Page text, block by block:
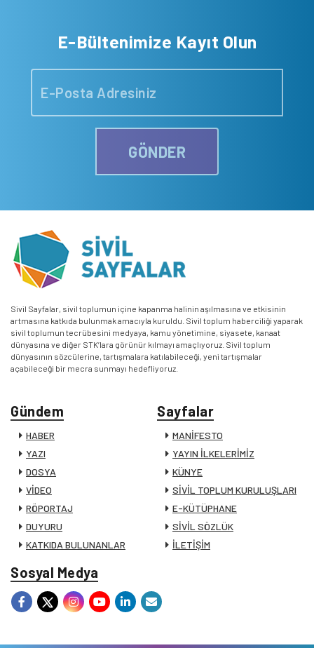
E-Bültenimize Kayıt Olun
GÖNDER
Sivil Sayfalar, sivil toplumun içine kapanma halinin aşılmasına ve etkisinin
artmasına katkıda bulunmak amacıyla kuruldu. Sivil toplum haberciliği yaparak
sivil toplumun tecrübesini medyaya, kamu yönetimine, siyasete, kanaat
dünyasına ve diğer STK’lara görünür kılmayı amaçlıyoruz. Sivil toplum
dünyasının sözcülerine, tartışmalara katılabileceği, yeni tartışmalar
açabileceği bir mecra sunmayı hedefliyoruz.
Gündem
HABER
YAZI
DOSYA
VİDEO
RÖPORTAJ
DUYURU
KATKIDA BULUNANLAR
Sayfalar
MANİFESTO
YAYIN İLKELERİMİZ
KÜNYE
SİVİL TOPLUM KURULUŞLARI
E-KÜTÜPHANE
SİVİL SÖZLÜK
İLETİŞİM
Sosyal Medya